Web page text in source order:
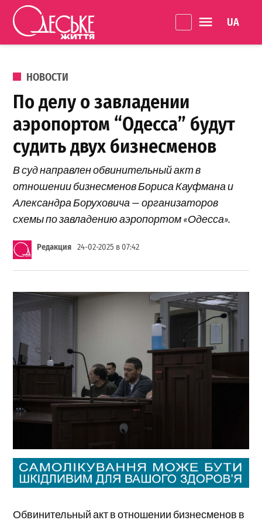
Перейти к содержанию
життя
ОПУБЛИКОВАНО В
НОВОСТИ
По делу о завладении
аэропортом “Одесса” будут
судить двух бизнесменов
В суд направлен обвинительный акт в
отношении бизнесменов Бориса Кауфмана и
Александра Боруховича — организаторов
схемы по завладению аэропортом «Одесса».
Редакция 24-02-2025 в 07:42
Обвинительный акт в отношении бизнесменов в